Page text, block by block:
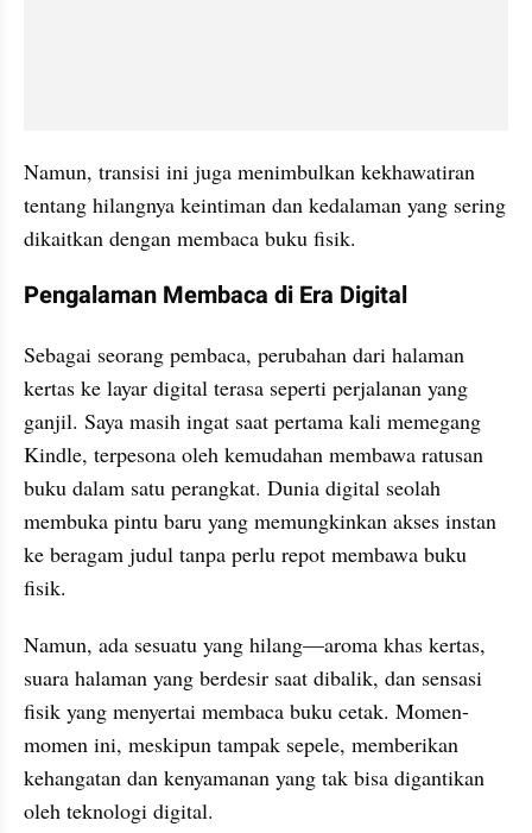
Namun, transisi ini juga menimbulkan kekhawatiran
tentang hilangnya keintiman dan kedalaman yang sering
dikaitkan dengan membaca buku fisik.
Pengalaman Membaca di Era Digital
Sebagai seorang pembaca, perubahan dari halaman
kertas ke layar digital terasa seperti perjalanan yang
ganjil. Saya masih ingat saat pertama kali memegang
Kindle, terpesona oleh kemudahan membawa ratusan
buku dalam satu perangkat. Dunia digital seolah
membuka pintu baru yang memungkinkan akses instan
ke beragam judul tanpa perlu repot membawa buku
fisik.
Namun, ada sesuatu yang hilang—aroma khas kertas,
suara halaman yang berdesir saat dibalik, dan sensasi
fisik yang menyertai membaca buku cetak. Momen-
momen ini, meskipun tampak sepele, memberikan
kehangatan dan kenyamanan yang tak bisa digantikan
oleh teknologi digital.